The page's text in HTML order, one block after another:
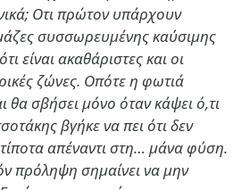
Οτι πρώτον υπάρχουν
συσσωρευμένης καύσιμης
είναι ακαθάριστες και οι
ζώνες. Οπότε η φωτιά
θα σβήσει μόνο όταν κάψει ό,τι
βγήκε να πει ότι δεν
απέναντι στη… μάνα φύση.
πρόληψη σημαίνει να μην